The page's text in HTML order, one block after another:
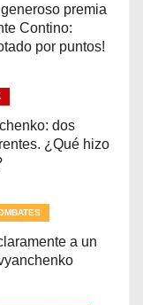
premia
Contino:
por puntos!
dos
¿Qué hizo
a un